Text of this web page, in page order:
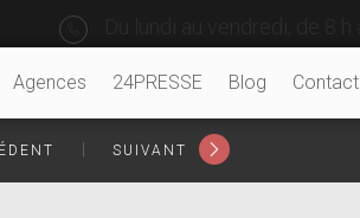
Agences 24PRESSE Blog Contact
SUIVANT